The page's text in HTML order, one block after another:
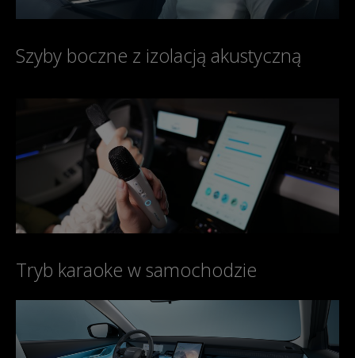
Szyby boczne z izolacją akustyczną
Tryb karaoke w samochodzie